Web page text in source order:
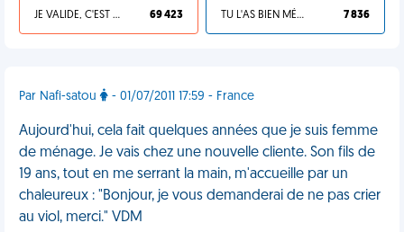
JE VALIDE, C'EST UNE VDM 69 423 TU L'AS BIEN MÉRITÉ 7 836
Par Nafi-satou - 01/07/2011 17:59 - France
Aujourd'hui, cela fait quelques années que je suis femme
de ménage. Je vais chez une nouvelle cliente. Son fils de
19 ans, tout en me serrant la main, m'accueille par un
chaleureux : "Bonjour, je vous demanderai de ne pas crier
au viol, merci." VDM